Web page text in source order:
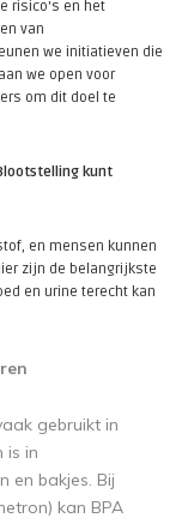
risico's en het
van
we initiatieven die
we open voor
om dit doel te
kunt
en mensen kunnen
zijn de belangrijkste
en urine terecht kan
gebruikt in
is in
en bakjes. Bij
kan BPA